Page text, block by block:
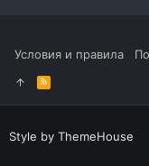
Условия и правила
R
S
S
Style by ThemeHouse